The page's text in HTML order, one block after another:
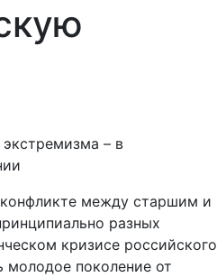
– в
между старшим и
разных
кризисе российского
молодое поколение от